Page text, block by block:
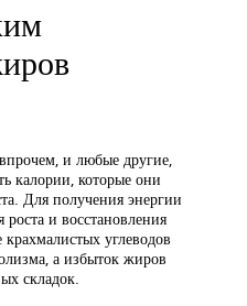
и любые другие,
калории, которые они
Для получения энергии
и восстановления
углеводов
а избыток жиров
складок.